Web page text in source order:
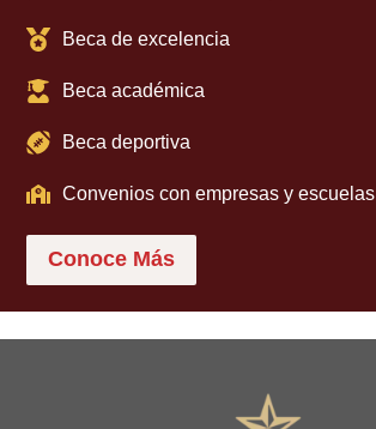
Beca de excelencia
Beca académica
Beca deportiva
Convenios con empresas y escuelas
Conoce Más